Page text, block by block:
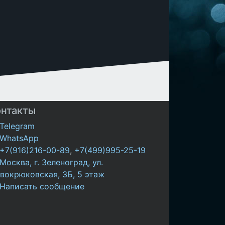
00-89, +7(499)995-25-19
г. Зеленоград, ул.
3Б, 5 этаж
сообщение